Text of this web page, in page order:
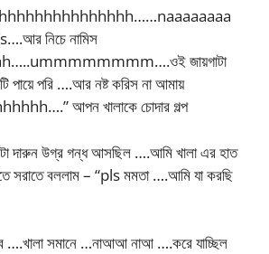
নিচে নামিস
জায়গাটা
পায়ে পরি ….আর নষ্ট করিস না আমায়
আপন খালাকে চোদার গল্প
দারুন উগ্র গন্ধ আসছিল ….আমি খালা এর হাত
সরাতে বললাম – “pls মমতা ….আমি যা করছি
….খালা সমানে …নাআআ নাআ ….করে যাচ্ছিল